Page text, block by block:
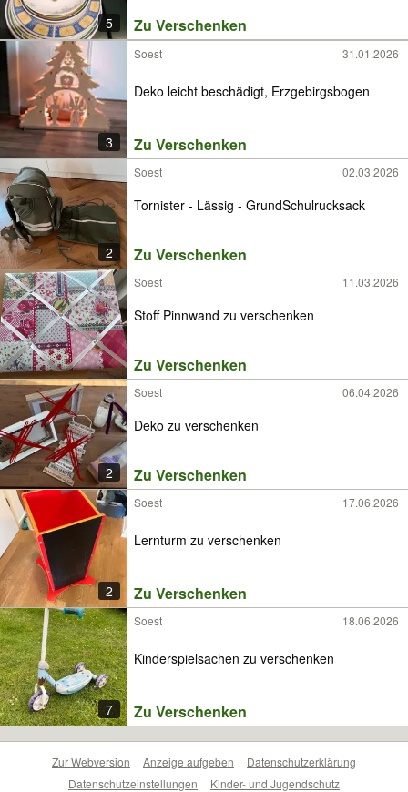
5 Zu Verschenken
3
Soest 31.01.2026
Deko leicht beschädigt, Erzgebirgsbogen
Zu Verschenken
2
Soest 02.03.2026
Tornister - Lässig - GrundSchulrucksack
Zu Verschenken
Soest 11.03.2026
Stoff Pinnwand zu verschenken
Zu Verschenken
2
Soest 06.04.2026
Deko zu verschenken
Zu Verschenken
2
Soest 17.06.2026
Lernturm zu verschenken
Zu Verschenken
7
Soest 18.06.2026
Kinderspielsachen zu verschenken
Zu Verschenken
Zur Webversion Anzeige aufgeben
Datenschutzerklärung
Datenschutzeinstellungen
Kinder- und Jugendschutz